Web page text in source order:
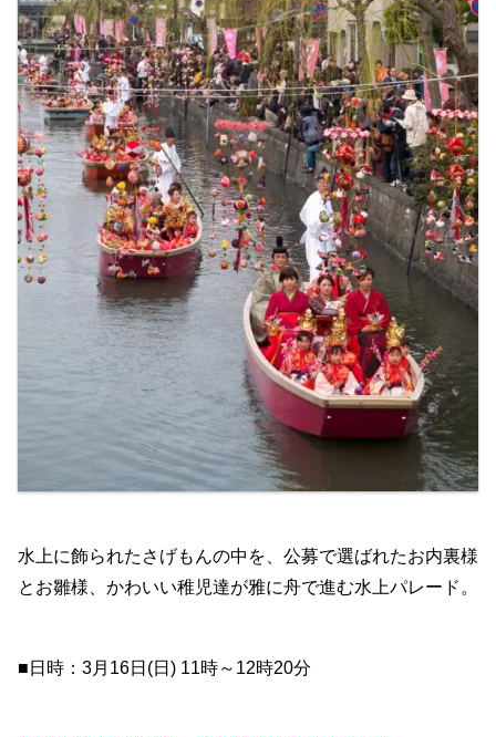
水上に飾られたさげもんの中を、公募で選ばれたお内裏様
とお雛様、かわいい稚児達が雅に舟で進む水上パレード。
■日時：3月16日(日) 11時～12時20分